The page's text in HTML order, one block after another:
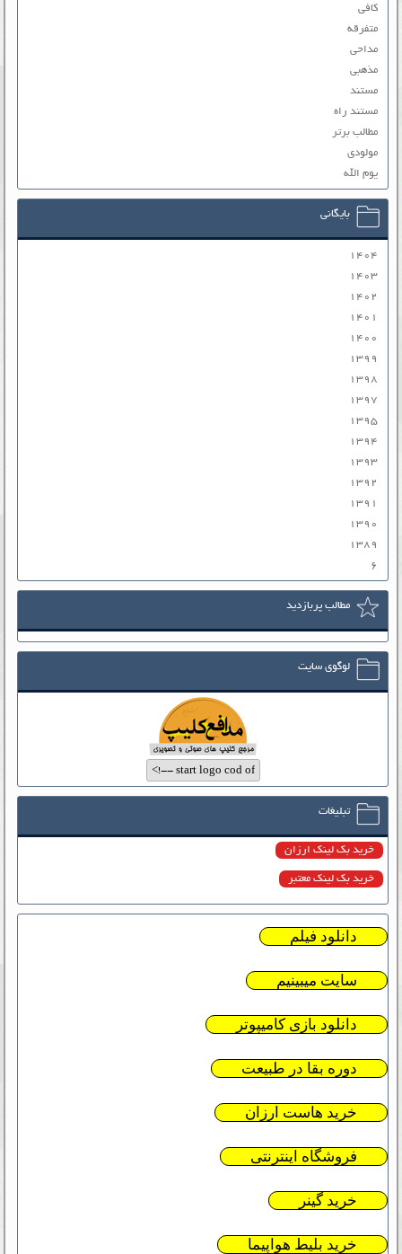
کافی
متفرقه
مداحی
مذهبی
مستند
مستند راه
مطالب برتر
مولودی
یوم الله
بایگانی
۱۴۰۴
۱۴۰۳
۱۴۰۲
۱۴۰۱
۱۴۰۰
۱۳۹۹
۱۳۹۸
۱۳۹۷
۱۳۹۵
۱۳۹۴
۱۳۹۳
۱۳۹۲
۱۳۹۱
۱۳۹۰
۱۳۸۹
۶
مطالب پربازدید
لوگوی سایت
تبلیغات
خرید بک لینک ارزان
خرید بک لینک معتبر
دانلود فیلم
سایت میبینیم
دانلود بازی کامیپوتر
دوره بقا در طبیعت
خرید هاست ارزان
فروشگاه اینترنتی
خرید گینر
خرید بلیط هواپیما